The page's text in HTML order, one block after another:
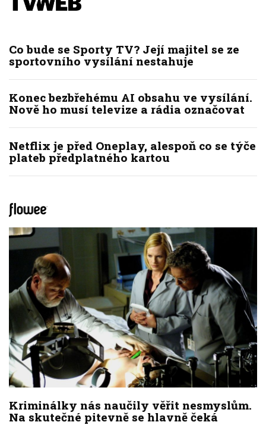
Co bude se Sporty TV? Její majitel se ze
sportovního vysílání nestahuje
Konec bezbřehému AI obsahu ve vysílání.
Nově ho musí televize a rádia označovat
Netflix je před Oneplay, alespoň co se týče
plateb předplatného kartou
Kriminálky nás naučily věřit nesmyslům.
Na skutečné pitevně se hlavně čeká